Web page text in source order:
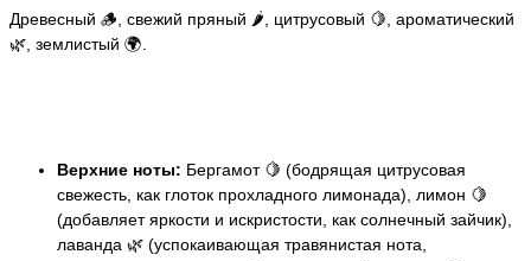
Древесный 🪵, свежий пряный 🌶️, цитрусовый 🍋, ароматический
🌿, землистый 🌍.
Верхние ноты: Бергамот 🍋 (бодрящая цитрусовая
свежесть, как глоток прохладного лимонада), лимон 🍋
(добавляет яркости и искристости, как солнечный зайчик),
лаванда 🌿 (успокаивающая травянистая нота,